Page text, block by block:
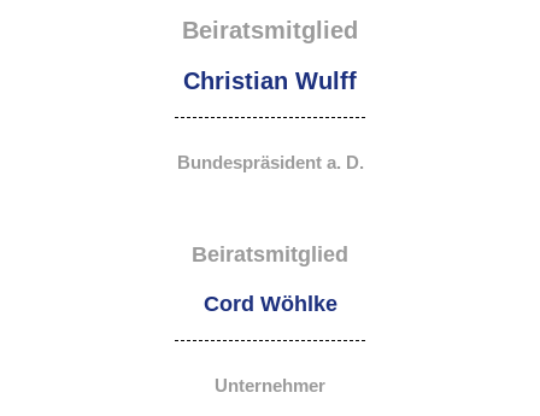
Beiratsmitglied
Christian Wulff
Bundespräsident a. D.
Beiratsmitglied
Cord Wöhlke
Unternehmer